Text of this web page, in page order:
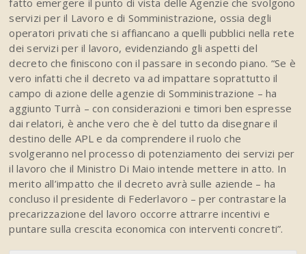
fatto emergere il punto di vista delle Agenzie che svolgono
servizi per il Lavoro e di Somministrazione, ossia degli
operatori privati che si affiancano a quelli pubblici nella rete
dei servizi per il lavoro, evidenziando gli aspetti del
decreto che finiscono con il passare in secondo piano. “Se è
vero infatti che il decreto va ad impattare soprattutto il
campo di azione delle agenzie di Somministrazione – ha
aggiunto Turrà – con considerazioni e timori ben espresse
dai relatori, è anche vero che è del tutto da disegnare il
destino delle APL e da comprendere il ruolo che
svolgeranno nel processo di potenziamento dei servizi per
il lavoro che il Ministro Di Maio intende mettere in atto. In
merito all’impatto che il decreto avrà sulle aziende – ha
concluso il presidente di Federlavoro – per contrastare la
precarizzazione del lavoro occorre attrarre incentivi e
puntare sulla crescita economica con interventi concreti”.